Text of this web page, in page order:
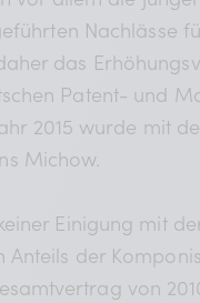
Nachlässe
das
Patent- und
2015 wurde mit
Michow.
Einigung mit
der
von